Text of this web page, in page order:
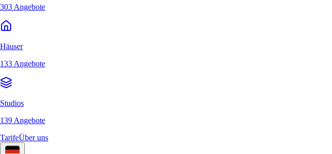
303 Angebote
Häuser
133 Angebote
Studios
139 Angebote
TarifeÜber uns